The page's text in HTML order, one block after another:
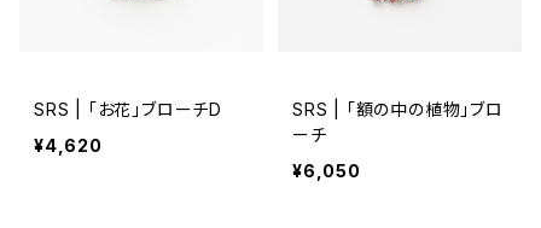
SRS | 「お花」ブローチD
¥4,620
SRS | 「額の中の植物」ブロ
ーチ
¥6,050